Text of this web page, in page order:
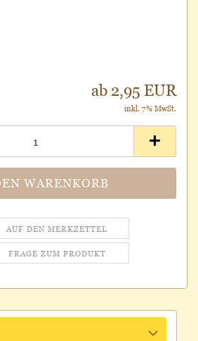
ab 2,95 EUR
inkl. 7% MwSt.
AUF DEN MERKZETTEL
FRAGE ZUM PRODUKT